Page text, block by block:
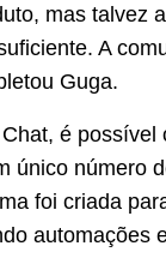
mas talvez
A
Guga.
é possível
único número
foi criada
automações